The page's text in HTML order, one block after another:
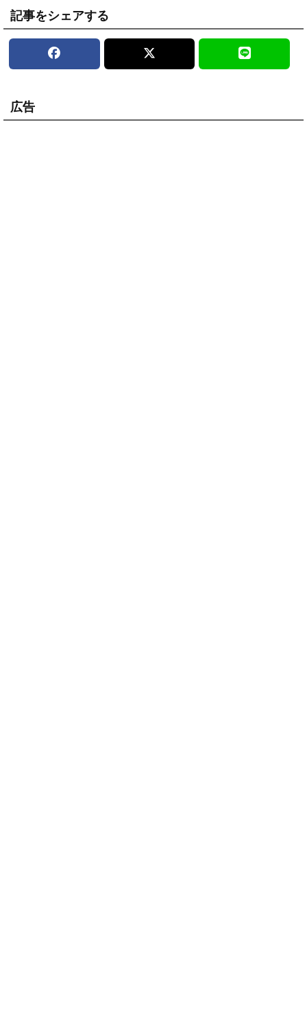
記事をシェアする
広告